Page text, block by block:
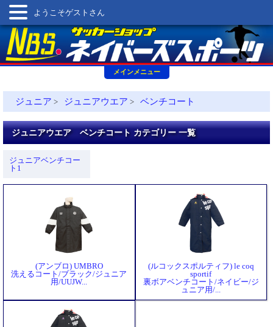
メインメニュー
ようこそゲストさん
ジュニア > ジュニアウエア > ベンチコート
ジュニアウエア ベンチコート カテゴリー 一覧
ジュニアベンチコー
ト1
(アンブロ) UMBRO
洗えるコート/ブラック/ジュニア
用/UUJW...
(ルコックスポルティフ) le coq
sportif
裏ボアベンチコート/ネイビー/ジ
ュニア用/...